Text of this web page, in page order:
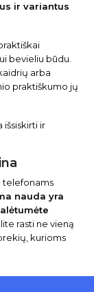
ir variantus
bevieliu būdu.
arba
praktiškumo jų
išsiskirti ir
telefonams
nauda yra
rasti ne vieną
kurioms